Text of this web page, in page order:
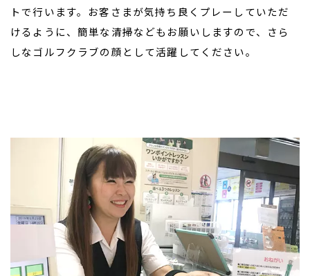
トで行います。お客さまが気持ち良くプレーしていただ
けるように、簡単な清掃などもお願いしますので、さら
しなゴルフクラブの顔として活躍してください。